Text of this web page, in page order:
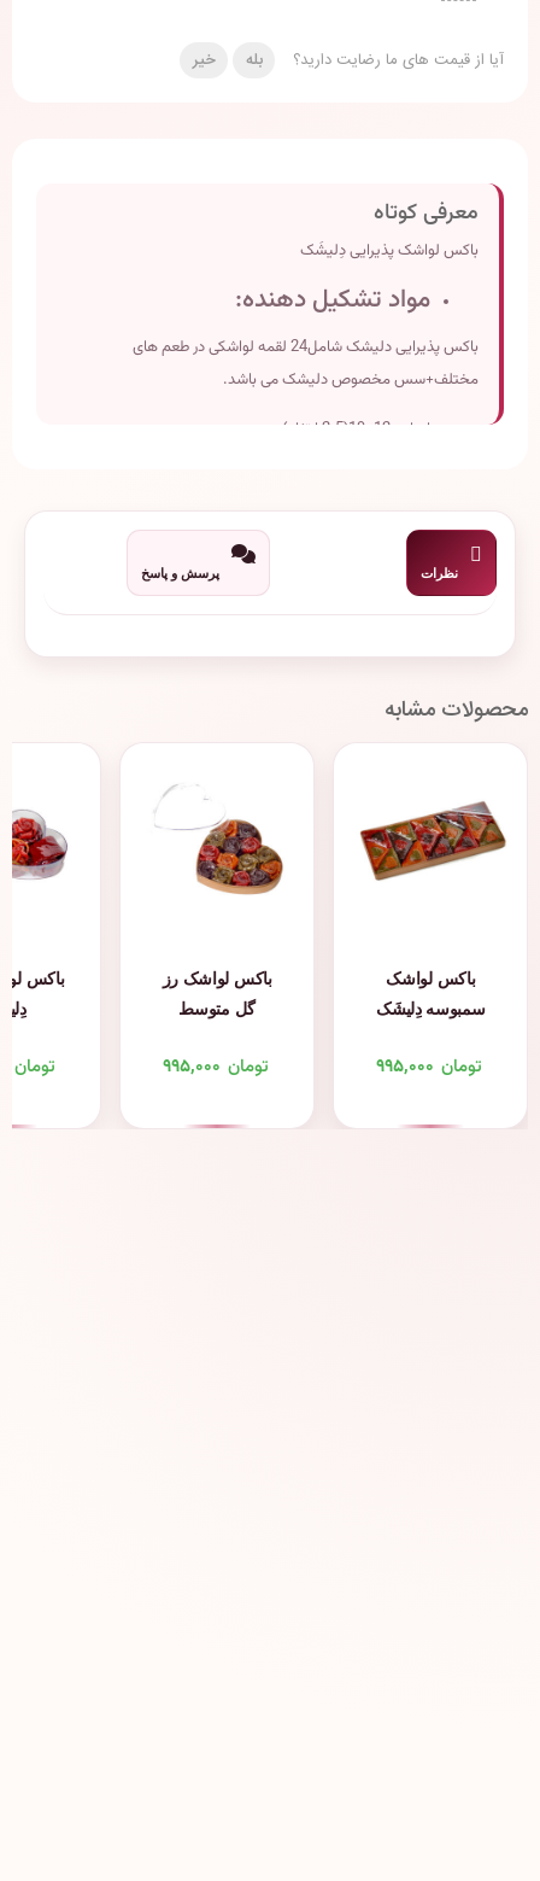
آیا از قیمت های ما رضایت دارید؟ بله خیر
معرفی کوتاه
باکس لواشک پذیرایی دِلیشَک
مواد تشکیل دهنده:
باکس پذیرایی دلیشک شامل24 لقمه لواشکی در طعم های
مختلف+سس مخصوص دلیشک می باشد.
ابعاد : 12×19(2.5 ارتفاع)
نظرات پرسش و پاسخ
محصولات مشابه
باکس لواشک
سمبوسه دِلیشَک
۹۹۵,۰۰۰ تومان
باکس لواشک رز
گل متوسط
۹۹۵,۰۰۰ تومان
باکس
تومان